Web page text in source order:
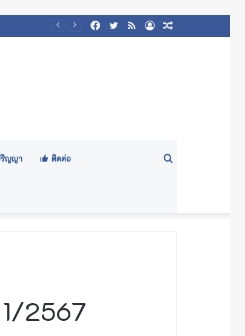
Log
RSS
Twitter
Facebook
ริญญา ติดต่อ
2567